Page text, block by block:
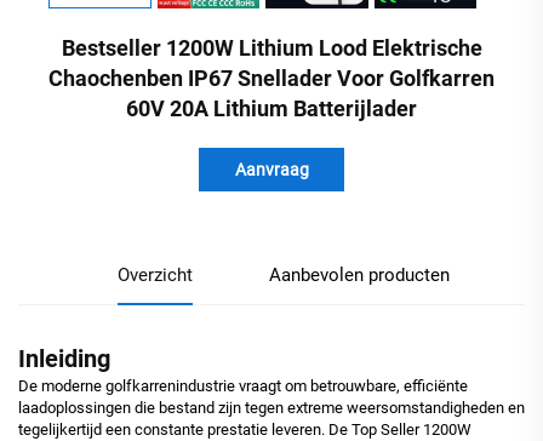
Bestseller 1200W Lithium Lood Elektrische
Chaochenben IP67 Snellader Voor Golfkarren
60V 20A Lithium Batterijlader
Aanvraag
Overzicht Aanbevolen producten
Inleiding
De moderne golfkarrenindustrie vraagt om betrouwbare, efficiënte
laadoplossingen die bestand zijn tegen extreme weersomstandigheden en
tegelijkertijd een constante prestatie leveren. De Top Seller 1200W